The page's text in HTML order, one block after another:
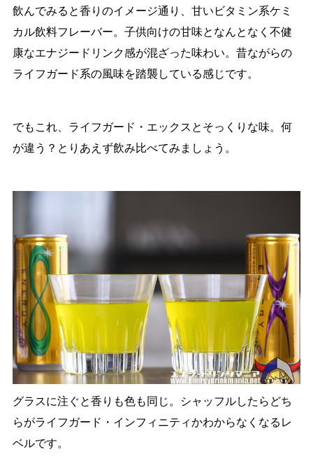
飲んでみると香りのイメージ通り、甘いビタミン系ケミ
カル飲料フレーバー。子供向けの甘味となんとなく不健
康なエナジードリンク感が混ざった味わい。昔ながらの
ライフガード系の風味を踏襲している感じです。
でもこれ、ライフガード・エックスとそっくりな味。何
が違う？とりあえず飲み比べてみましょう。
グラスに注ぐと香りも色も同じ。シャッフルしたらどち
らがライフガード・インフィニティかわからなくなるレ
ベルです。